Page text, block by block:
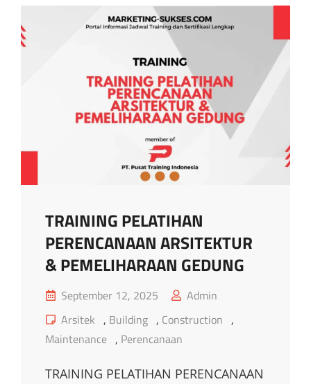
DAN
KESELAMATAN
PASIEN
(PMKP)
DAN
AKREDITASI
PUSKESMAS
TRAINING PELATIHAN
PERENCANAAN ARSITEKTUR
& PEMELIHARAAN GEDUNG
Posted
on
September 12, 2025
Admin
Cat
Links
Arsitek , Building , Construction ,
Maintenance , Perencanaan
TRAINING PELATIHAN PERENCANAAN